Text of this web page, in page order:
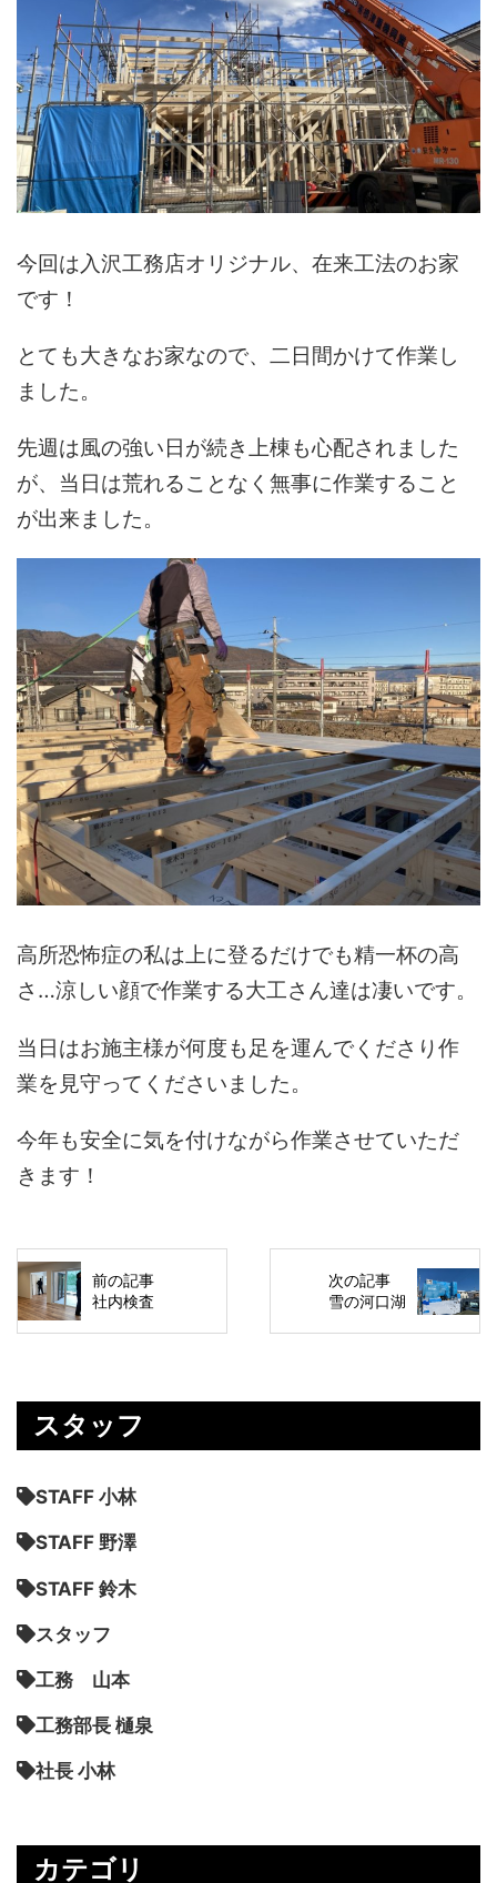
今回は入沢工務店オリジナル、在来工法のお家
です！
とても大きなお家なので、二日間かけて作業し
ました。
先週は風の強い日が続き上棟も心配されました
が、当日は荒れることなく無事に作業すること
が出来ました。
高所恐怖症の私は上に登るだけでも精一杯の高
さ…涼しい顔で作業する大工さん達は凄いです。
当日はお施主様が何度も足を運んでくださり作
業を見守ってくださいました。
今年も安全に気を付けながら作業させていただ
きます！
前の記事
社内検査
次の記事
雪の河口湖
スタッフ
STAFF 小林
STAFF 野澤
STAFF 鈴木
スタッフ
工務 山本
工務部長 樋泉
社長 小林
カテゴリ